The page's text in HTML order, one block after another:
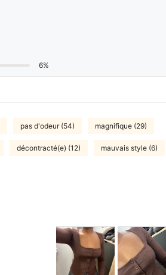
6%
pas d'odeur (54) magnifique (29)
décontracté(e) (12) mauvais style (6)